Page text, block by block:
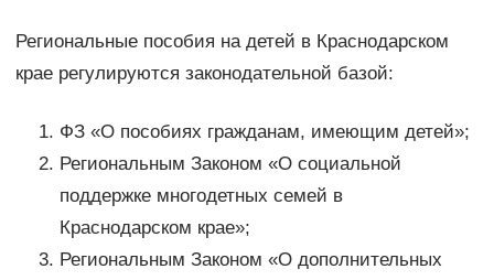
Региональные пособия на детей в Краснодарском
крае регулируются законодательной базой:
ФЗ «О пособиях гражданам, имеющим детей»;
Региональным Законом «О социальной
поддержке многодетных семей в
Краснодарском крае»;
Региональным Законом «О дополнительных